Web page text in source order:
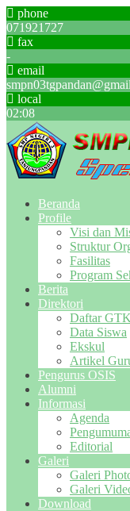
phone
071921727
fax
-
email
local
02:08
Beranda
Profile
Visi dan
Struktur
Fasilitas
Program
Berita
Direktori
Daftar GTK
Data Siswa
Ekskul
Artikel
Pengurus OSIS
Alumni
Informasi
Agenda
Editorial
Galeri
Galeri
Galeri
Download